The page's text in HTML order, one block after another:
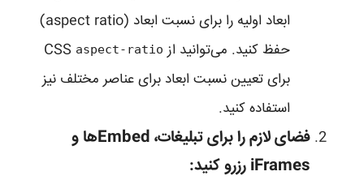
ابعاد اولیه را برای نسبت ابعاد (aspect ratio)
حفظ کنید. می‌توانید از CSS aspect-ratio
برای تعیین نسبت ابعاد برای عناصر مختلف نیز
استفاده کنید.
فضای لازم را برای تبلیغات، Embedها و
iFrames رزرو کنید: